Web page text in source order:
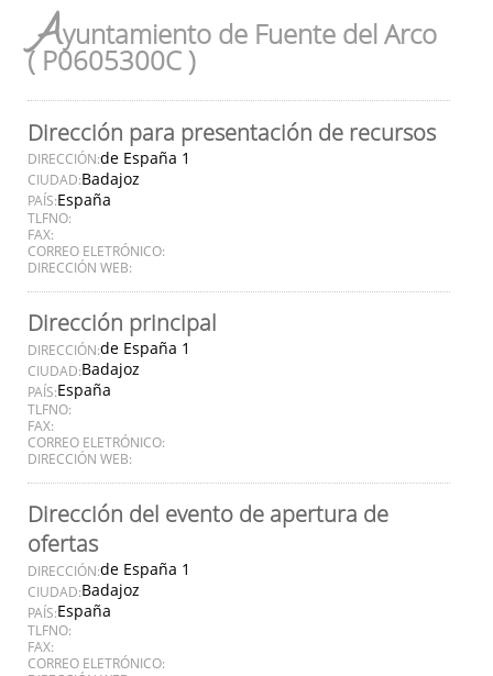
Ayuntamiento de Fuente del Arco
( P0605300C )
Dirección para presentación de recursos
DIRECCIÓN:de España 1
CIUDAD:Badajoz
PAÍS:España
TLFNO:
FAX:
CORREO ELETRÓNICO:
DIRECCIÓN WEB:
Dirección principal
DIRECCIÓN:de España 1
CIUDAD:Badajoz
PAÍS:España
TLFNO:
FAX:
CORREO ELETRÓNICO:
DIRECCIÓN WEB:
Dirección del evento de apertura de
ofertas
DIRECCIÓN:de España 1
CIUDAD:Badajoz
PAÍS:España
TLFNO:
FAX:
CORREO ELETRÓNICO: